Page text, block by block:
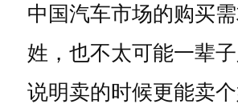
中国汽车市场的购买
姓，也不太可能一辈
说明卖的时候更能卖